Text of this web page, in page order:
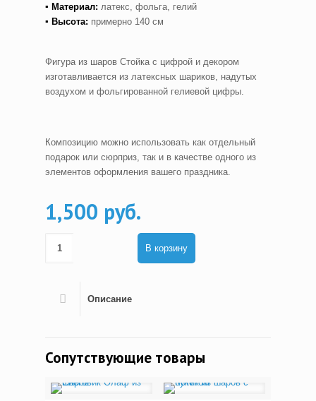
▪ Материал: латекс, фольга, гелий
▪ Высота: примерно 140 см
Фигура из шаров Стойка с цифрой и декором
изготавливается из латексных шариков, надутых
воздухом и фольгированной гелиевой цифры.
Композицию можно использовать как отдельный
подарок или сюрприз, так и в качестве одного из
элементов оформления вашего праздника.
1,500 руб.
В корзину
Описание
Сопутствующие товары